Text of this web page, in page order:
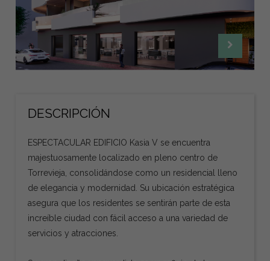
DESCRIPCIÓN
ESPECTACULAR EDIFICIO Kasia V se encuentra
majestuosamente localizado en pleno centro de
Torrevieja, consolidándose como un residencial lleno
de elegancia y modernidad. Su ubicación estratégica
asegura que los residentes se sentirán parte de esta
increíble ciudad con fácil acceso a una variedad de
servicios y atracciones.